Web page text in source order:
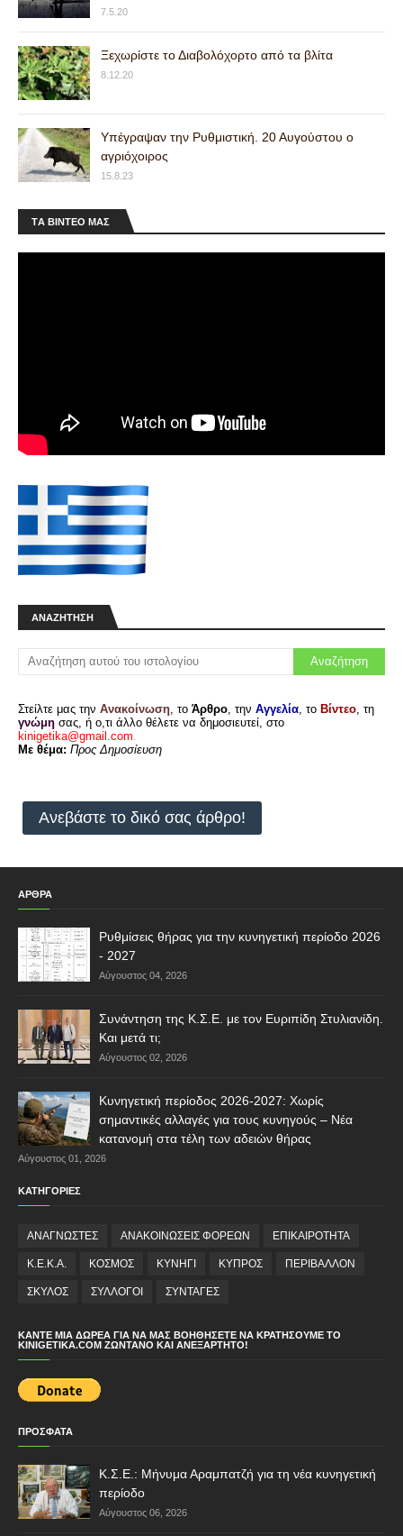
7.5.20
Ξεχωρίστε το Διαβολόχορτο από τα βλίτα
8.12.20
Υπέγραψαν την Ρυθμιστική. 20 Αυγούστου ο
αγριόχοιρος
15.8.23
ΤA ΒΙΝΤΕΟ MAΣ
ΑΝΑΖΉΤΗΣΗ
Στείλτε μας την Ανακοίνωση , το Άρθρο , την Αγγελία , το Βίντεο , τη
γνώμη σας, ή ο,τι άλλο θέλετε να δημοσιευτεί, στο
kinigetika@gmail.com
Με θέμα: Προς Δημοσίευση
Ανεβάστε το δικό σας άρθρο!
ΑΡΘΡΑ
Ρυθμίσεις θήρας για την κυνηγετική περίοδο 2026
- 2027
Αύγουστος 04, 2026
Συνάντηση της Κ.Σ.Ε. με τον Ευριπίδη Στυλιανίδη.
Και μετά τι;
Αύγουστος 02, 2026
Κυνηγετική περίοδος 2026-2027: Χωρίς
σημαντικές αλλαγές για τους κυνηγούς – Νέα
κατανομή στα τέλη των αδειών θήρας
Αύγουστος 01, 2026
ΚΑΤΗΓΟΡΙΕΣ
ΑΝΑΓΝΩΣΤΕΣ ΑΝΑΚΟΙΝΩΣΕΙΣ ΦΟΡΕΩΝ ΕΠΙΚΑΙΡΟΤΗΤΑ
Κ.Ε.Κ.Α. ΚΟΣΜΟΣ ΚΥΝΗΓΙ ΚΥΠΡΟΣ ΠΕΡΙΒΑΛΛΟΝ
ΣΚΥΛΟΣ ΣΥΛΛΟΓΟΙ ΣΥΝΤΑΓΕΣ
ΚΆΝΤΕ ΜΙΑ ΔΩΡΕΆ ΓΙΑ ΝΑ ΜΑΣ ΒΟΗΘΉΣΕΤΕ ΝΑ ΚΡΑΤΉΣΟΥΜΕ ΤΟ
KINIGETIKA.COM ΖΩΝΤΑΝΌ ΚΑΙ ΑΝΕΞΆΡΤΗΤΟ!
ΠΡΟΣΦΑΤΑ
Κ.Σ.Ε.: Μήνυμα Αραμπατζή για τη νέα κυνηγετική
περίοδο
Αύγουστος 06, 2026